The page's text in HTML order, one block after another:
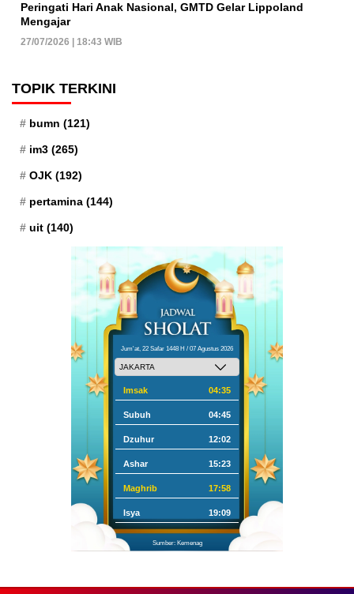
Peringati Hari Anak Nasional, GMTD Gelar Lippoland
Mengajar
27/07/2026 | 18:43 WIB
TOPIK TERKINI
bumn (121)
im3 (265)
OJK (192)
pertamina (144)
uit (140)
Jum'at, 22 Safar 1448 H / 07 Agustus 2026
Imsak 04:35
Subuh 04:45
Dzuhur 12:02
Ashar 15:23
Maghrib 17:58
Isya 19:09
Sumber: Kemenag